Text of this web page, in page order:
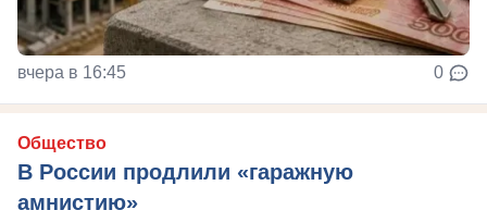
вчера в 16:45 0
Общество
В России продлили «гаражную
амнистию»